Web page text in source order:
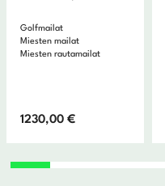
Golfmailat
Miesten mailat
Miesten rautamailat
1230,00€